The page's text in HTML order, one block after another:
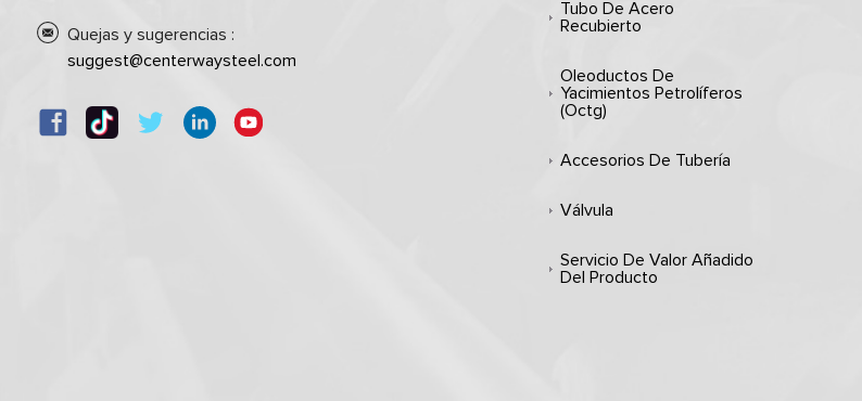
Quejas y sugerencias :
suggest@centerwaysteel.com
Tubo De Acero
Recubierto
Oleoductos De
Yacimientos Petrolíferos
(octg)
Accesorios De Tubería
Válvula
Servicio De Valor Añadido
Del Producto